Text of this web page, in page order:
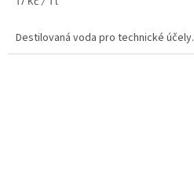
Destilovaná voda pro technické účely.